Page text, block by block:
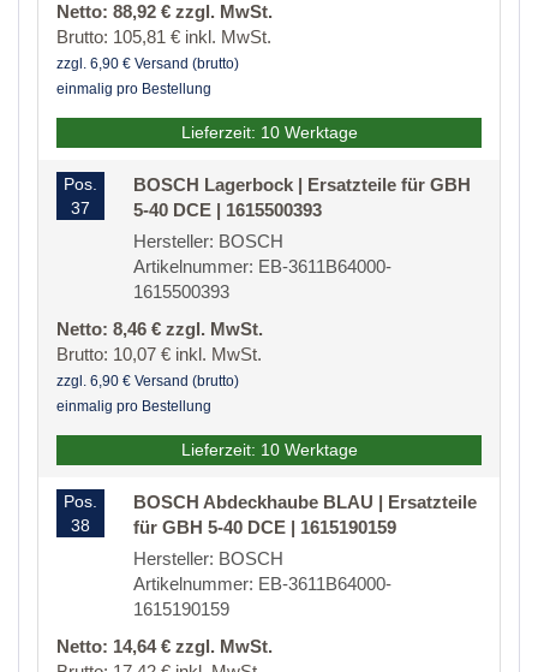
Netto: 88,92 € zzgl. MwSt.
Brutto: 105,81 € inkl. MwSt.
zzgl. 6,90 € Versand (brutto)
einmalig pro Bestellung
Lieferzeit: 10 Werktage
Pos.
37
BOSCH Lagerbock | Ersatzteile für GBH
5-40 DCE | 1615500393
Hersteller: BOSCH
Artikelnummer: EB-3611B64000-
1615500393
Netto: 8,46 € zzgl. MwSt.
Brutto: 10,07 € inkl. MwSt.
zzgl. 6,90 € Versand (brutto)
einmalig pro Bestellung
Lieferzeit: 10 Werktage
Pos.
38
BOSCH Abdeckhaube BLAU | Ersatzteile
für GBH 5-40 DCE | 1615190159
Hersteller: BOSCH
Artikelnummer: EB-3611B64000-
1615190159
Netto: 14,64 € zzgl. MwSt.